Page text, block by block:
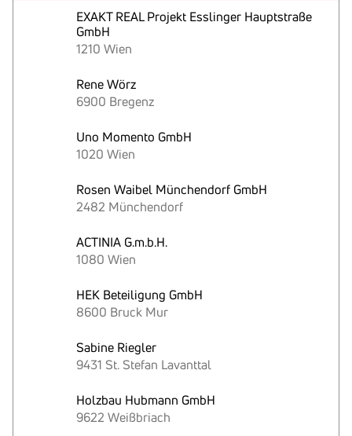
EXAKT REAL Projekt Esslinger Hauptstraße
GmbH
1210 Wien
Rene Wörz
6900 Bregenz
Uno Momento GmbH
1020 Wien
Rosen Waibel Münchendorf GmbH
2482 Münchendorf
ACTINIA G.m.b.H.
1080 Wien
HEK Beteiligung GmbH
8600 Bruck Mur
Sabine Riegler
9431 St. Stefan Lavanttal
Holzbau Hubmann GmbH
9622 Weißbriach